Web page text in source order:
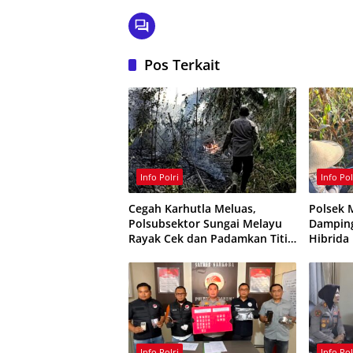
Pos Terkait
Info Polri
Cegah Karhutla Meluas,
Polsubsektor Sungai Melayu
Rayak Cek dan Padamkan Titik
Info
Polsek
Hibrida